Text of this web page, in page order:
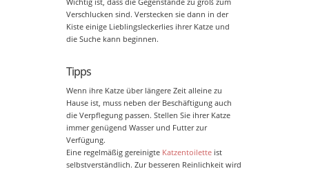
Verschlucken sind. Verstecken sie dann in der
Kiste einige Lieblingsleckerlies ihrer Katze und
die Suche kann beginnen.
Tipps
Wenn ihre Katze über längere Zeit alleine zu
Hause ist, muss neben der Beschäftigung auch
die Verpflegung passen. Stellen Sie ihrer Katze
immer genügend Wasser und Futter zur
Verfügung.
Eine regelmäßig gereinigte Katzentoilette ist
selbstverständlich. Zur besseren Reinlichkeit wird